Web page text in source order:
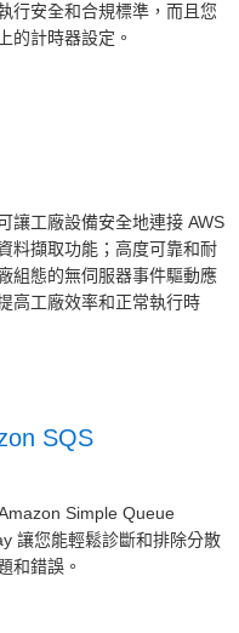
行安全和合規標準，而且您
的計時器設定。
讓工廠設備安全地連接 AWS
料擷取功能；高度可靠和耐
組態的無伺服器事件驅動應
高工廠效率和正常執行時
SQS
Simple Queue
讓您能輕鬆診斷和排除分散
和錯誤。